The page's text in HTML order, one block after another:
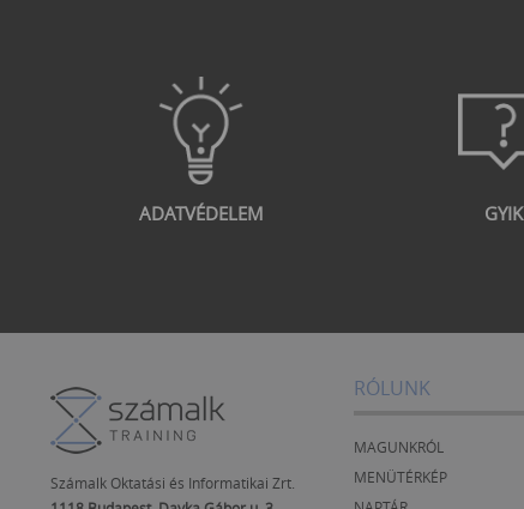
ADATVÉDELEM GYIK
Számalk Oktatási és Informatikai Zrt.
RÓLUNK
MAGUNKRÓL
MENÜTÉRKÉP